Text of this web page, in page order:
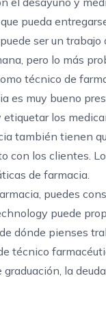
pueda
ser un
pero lo más
técnico de
es muy bueno
los
también tienen
con los clientes.
de farmacia.
, puedes
puede
dónde pienses
técnico
la